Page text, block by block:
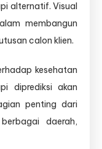
alternatif. Visual
membangun
calon klien.
kesehatan
diprediksi akan
penting dari
daerah,